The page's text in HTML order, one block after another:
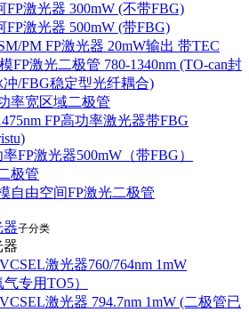
FP激光器 300mW (不带FBG)
FP激光器 500mW (带FBG)
PM FP激光器 20mW输出 带TEC
FP激光二极管 780-1340nm (TO-can封
/FBG稳定型光纤耦合)
率宽区域二极管
FP高功率激光器带FBG
FP激光器500mW（带FBG）
极管
自由空间FP激光二极管
器子分类
器
激光器760/764nm 1mW
专用TO5）
激光器 794.7nm 1mW (二极管已